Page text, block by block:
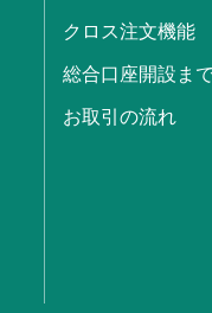
クロス注文機能
総合口座開設ま
お取引の流れ